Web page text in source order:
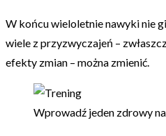
W końcu wieloletnie nawyki nie
wiele z przyzwyczajeń –
efekty zmian – można zmienić.
Wprowadź jeden zdrowy